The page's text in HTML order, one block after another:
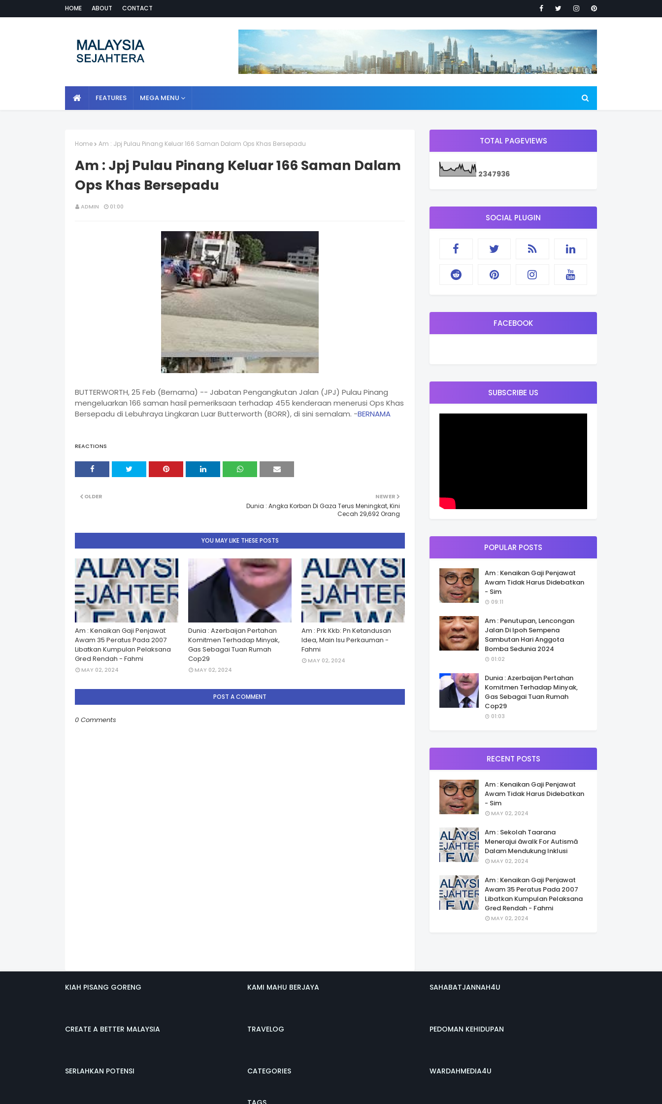
HOME ABOUT CONTACT
FEATURES MEGA MENU
Home Am : Jpj Pulau Pinang Keluar 166 Saman Dalam Ops Khas Bersepadu
Am : Jpj Pulau Pinang Keluar 166 Saman Dalam
Ops Khas Bersepadu
ADMIN 01:00
BUTTERWORTH, 25 Feb (Bernama) -- Jabatan Pengangkutan Jalan (JPJ) Pulau Pinang
mengeluarkan 166 saman hasil pemeriksaan terhadap 455 kenderaan menerusi Ops Khas
Bersepadu di Lebuhraya Lingkaran Luar Butterworth (BORR), di sini semalam. -BERNAMA
REACTIONS
NEWER
Dunia : Angka Korban Di Gaza Terus Meningkat, Kini
Cecah 29,692 Orang
OLDER
YOU MAY LIKE THESE POSTS
Am : Kenaikan Gaji Penjawat
Awam 35 Peratus Pada 2007
Libatkan Kumpulan Pelaksana
Gred Rendah - Fahmi
MAY 02, 2024
Dunia : Azerbaijan Pertahan
Komitmen Terhadap Minyak,
Gas Sebagai Tuan Rumah
Cop29
MAY 02, 2024
Am : Prk Kkb: Pn Ketandusan
Idea, Main Isu Perkauman -
Fahmi
MAY 02, 2024
POST A COMMENT
0 Comments
TOTAL PAGEVIEWS
2347936
SOCIAL PLUGIN
FACEBOOK
SUBSCRIBE US
POPULAR POSTS
Am : Kenaikan Gaji Penjawat
Awam Tidak Harus Didebatkan
- Sim
09:11
Am : Penutupan, Lencongan
Jalan Di Ipoh Sempena
Sambutan Hari Anggota
Bomba Sedunia 2024
01:02
Dunia : Azerbaijan Pertahan
Komitmen Terhadap Minyak,
Gas Sebagai Tuan Rumah
Cop29
01:03
RECENT POSTS
Am : Kenaikan Gaji Penjawat
Awam Tidak Harus Didebatkan
- Sim
MAY 02, 2024
Am : Sekolah Taarana
Menerajui âwalk For Autismâ
Dalam Mendukung Inklusi
MAY 02, 2024
Am : Kenaikan Gaji Penjawat
Awam 35 Peratus Pada 2007
Libatkan Kumpulan Pelaksana
Gred Rendah - Fahmi
MAY 02, 2024
KIAH PISANG GORENG
CREATE A BETTER MALAYSIA
SERLAHKAN POTENSI
KAMI MAHU BERJAYA
TRAVELOG
CATEGORIES
SAHABATJANNAH4U
PEDOMAN KEHIDUPAN
WARDAHMEDIA4U